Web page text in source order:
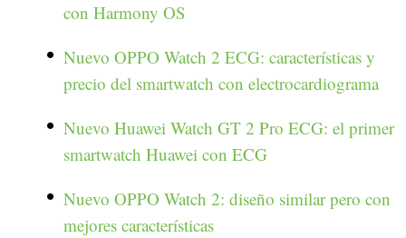
con Harmony OS
Nuevo OPPO Watch 2 ECG: características y
precio del smartwatch con electrocardiograma
Nuevo Huawei Watch GT 2 Pro ECG: el primer
smartwatch Huawei con ECG
Nuevo OPPO Watch 2: diseño similar pero con
mejores características